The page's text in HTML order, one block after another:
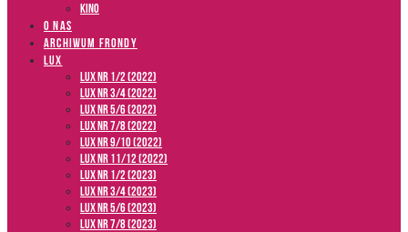
Kino
O NAS
ARCHIWUM FRONDY
LUX
LUX NR 1/2 (2022)
LUX NR 3/4 (2022)
LUX NR 5/6 (2022)
LUX NR 7/8 (2022)
LUX nr 9/10 (2022)
LUX NR 11/12 (2022)
LUX NR 1/2 (2023)
LUX NR 3/4 (2023)
LUX NR 5/6 (2023)
LUX NR 7/8 (2023)